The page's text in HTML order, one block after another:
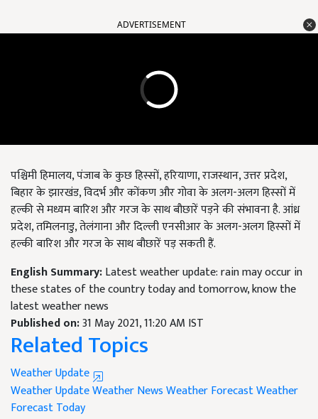
ADVERTISEMENT
पश्चिमी हिमालय, पंजाब के कुछ हिस्सों, हरियाणा, राजस्थान, उत्तर प्रदेश,
बिहार के झारखंड, विदर्भ और कोंकण और गोवा के अलग-अलग हिस्सों में
हल्की से मध्यम बारिश और गरज के साथ बौछारें पड़ने की संभावना है. आंध्र
प्रदेश, तमिलनाडु, तेलंगाना और दिल्ली एनसीआर के अलग-अलग हिस्सों में
हल्की बारिश और गरज के साथ बौछारें पड़ सकती हैं.
English Summary:Latest weather update: rain may occur in
these states of the country today and tomorrow, know the
latest weather news
Published on:31 May 2021, 11:20 AM IST
Related Topics
Weather Update
Weather UpdateWeather NewsWeather ForecastWeather
Forecast Today